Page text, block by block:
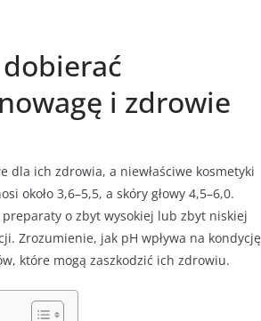
dobierać
i zdrowie
dla ich zdrowia, a niewłaściwe kosmetyki
około 3,6–5,5, a skóry głowy 4,5–6,0.
o zbyt wysokiej lub zbyt niskiej
Zrozumienie, jak pH wpływa na kondycję
które mogą zaszkodzić ich zdrowiu.